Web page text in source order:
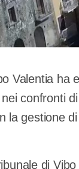
Valentia ha
confronti
la gestione
di